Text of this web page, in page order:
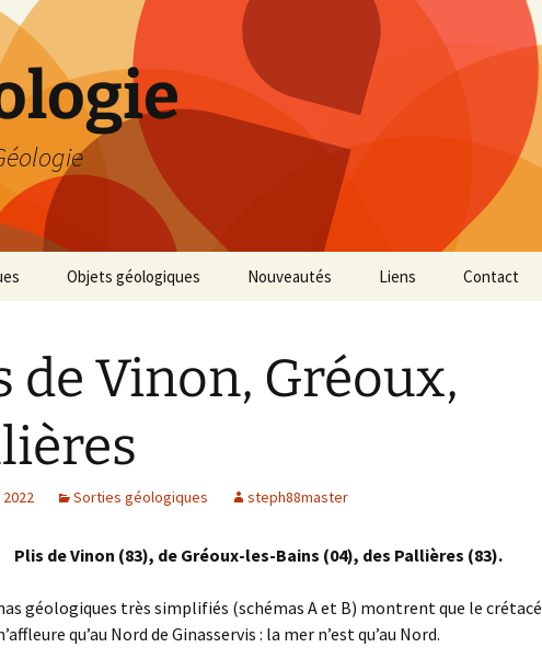
Objets géologiques Nouveautés Liens Contact
de Vinon, Gréoux,
Sorties géologiques steph88master
Plis de Vinon (83), de Gréoux-les-Bains (04), des Pallières (83).
géologiques très simplifiés (schémas A et B) montrent que le crétacé
qu’au Nord de Ginasservis : la mer n’est qu’au Nord.